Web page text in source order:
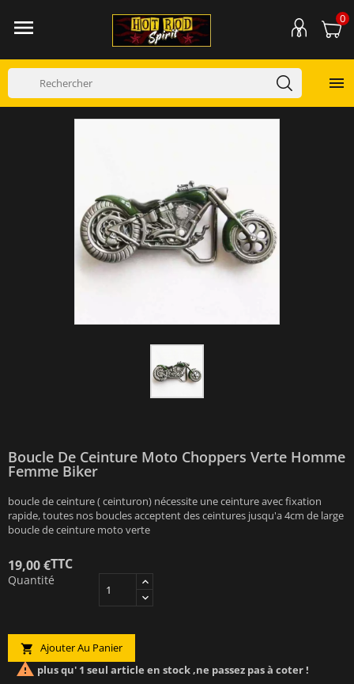
 0

Boucle De Ceinture Moto Choppers Verte Homme
Femme Biker
boucle de ceinture ( ceinturon) nécessite une ceinture avec fixation
rapide, toutes nos boucles acceptent des ceintures jusqu'a 4cm de large
boucle de ceinture moto verte
19,00 €TTC
Quantité
 Ajouter Au Panier
 plus qu' 1 seul article en stock ,ne passez pas à coter !